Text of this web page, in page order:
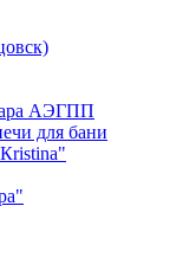
АЭГПП
для бани